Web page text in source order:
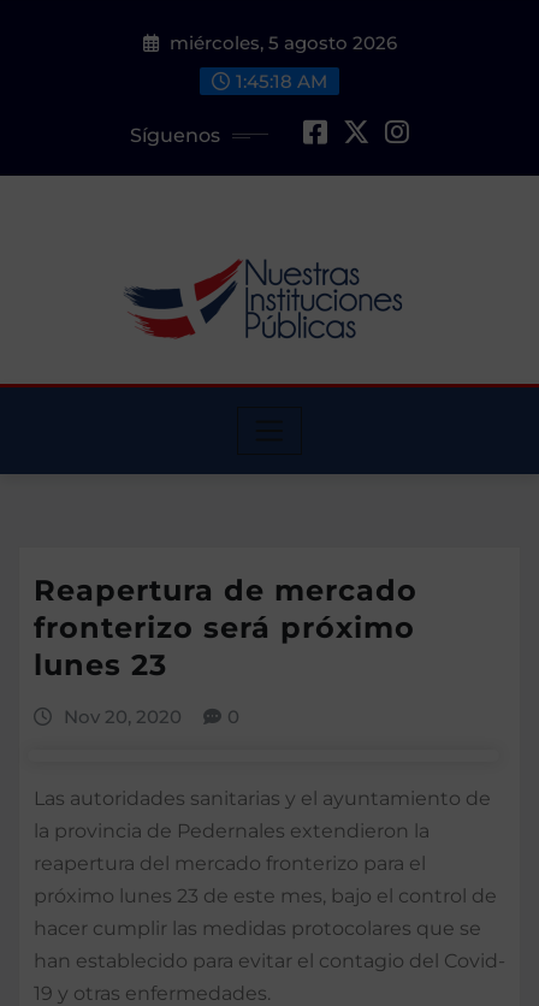
miércoles, 5 agosto 2026
1:45:19 AM
Síguenos
Reapertura de mercado
fronterizo será próximo
lunes 23
Nov 20, 2020 0
Las autoridades sanitarias y el ayuntamiento de
la provincia de Pedernales extendieron la
reapertura del mercado fronterizo para el
próximo lunes 23 de este mes, bajo el control de
hacer cumplir las medidas protocolares que se
han establecido para evitar el contagio del Covid-
19 y otras enfermedades.